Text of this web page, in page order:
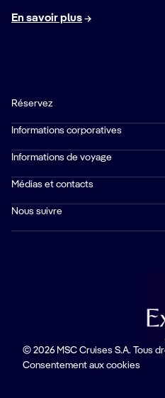
En savoir plus
Réservez
Informations corporatives
Informations de voyage
Médias et contacts
Nous suivre
© 2026 MSC Cruises S.A. Tous
Consentement aux cookies